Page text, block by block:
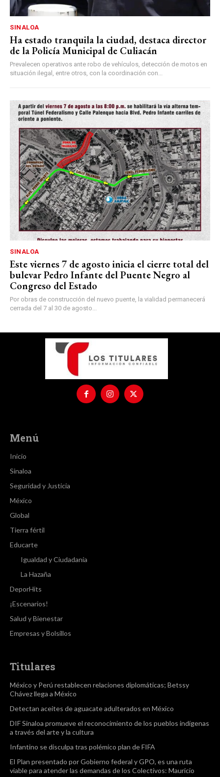
SINALOA
Ha estado tranquila la ciudad, destaca director
de la Policía Municipal de Culiacán
Prevalecen operativos ante robo de vehículos, detección de motos en
situación ilegal, entre otros, con la coordinación con...
SINALOA
Este viernes 7 de agosto inicia el cierre total del
bulevar Pedro Infante del Puente Negro al
Congreso del Estado
Por obras de construcción del nuevo puente, la vialidad permanecerá
cerrada del 7 al 30 de agosto...
Menú
Inicio
Sinaloa
Seguridad y Justicia
México
Global
Tierra fértil
Educarte
Igualdad y Ciudadanía
La Hazaña
DeporHits
¡Escenarios!
Salud y Bienestar
Empresas y Bolsillos
Titulares
México y Perú restablecen relaciones diplomáticas; Betssy
Chávez llega a México
Detectan aceites de aguacate adulterados en México
DIF Sinaloa promueve el reconocimiento de los pueblos indígenas
a través del arte y la cultura
Infantino se disculpa tras polémico plan de FIFA
El Plan presentado por Gobierno federal y GPO, es una ruta
viable para atender las demandas de los Colectivos: Mauricio